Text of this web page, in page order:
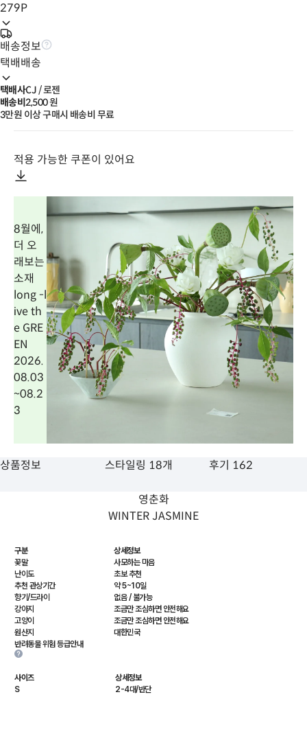
279P
배송정보
택배배송
택배사CJ / 로젠
배송비2,500 원
3만원 이상 구매시 배송비 무료
적용 가능한 쿠폰이 있어요
8월에,
더 오
래보는
소재
long -l
ive th
e GRE
EN
2026.
08.03
~08.2
3
상품정보 스타일링 18개 후기 162
영춘화
WINTER JASMINE
구분
상세정보
꽃말
사모하는 마음
난이도
초보 추천
추천 관상기간
약 5~10일
향기/드라이
없음 / 불가능
강아지
조금만 조심하면 안전해요
고양이
조금만 조심하면 안전해요
원산지
대한민국
반려동물 위험 등급안내
사이즈
상세정보
S
2-4대/반단